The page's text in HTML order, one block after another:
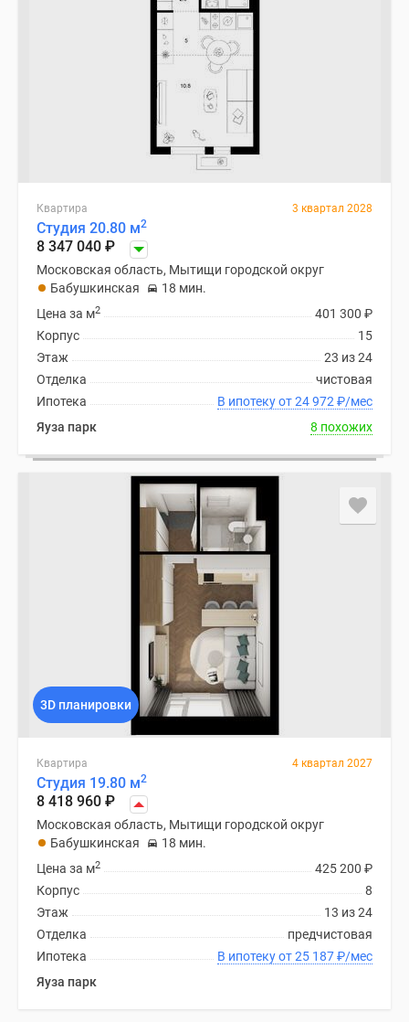
Квартира 3 квартал 2028
Студия 20.80 м2
8 347 040 ₽
Московская область, Мытищи городской округ
Бабушкинская
18 мин.
401 300 ₽
Цена за м2
15
Корпус
23 из 24
Этаж
чистовая
Отделка
В ипотеку от 24 972 ₽/мес
Ипотека
Яуза парк
8 похожих
3D планировки
Квартира 4 квартал 2027
Студия 19.80 м2
8 418 960 ₽
Московская область, Мытищи городской округ
Бабушкинская
18 мин.
425 200 ₽
Цена за м2
8
Корпус
13 из 24
Этаж
предчистовая
Отделка
В ипотеку от 25 187₽/мес
Ипотека
Яуза парк